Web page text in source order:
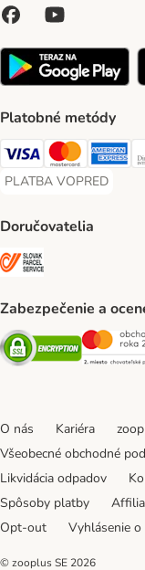
Platobné metódy
Visa Payment Method
Mastercard
PLATBA VOPRED
PLATBA VOPRED
Doručovatelia
Zabezpečenie a
Security
O nás Kariéra
Všeobecné obchodné
Likvidácia odpadov
Spôsoby platby
Opt-out
Vyhlásenie
© zooplus SE 2026